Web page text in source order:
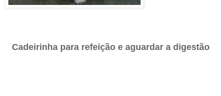
Cadeirinha para refeição e aguardar a digestão